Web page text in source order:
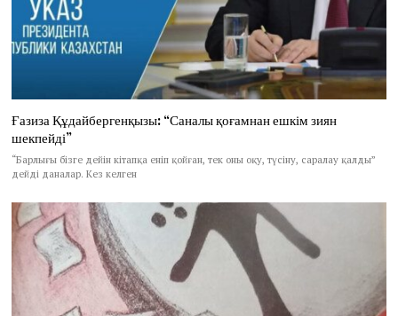
Ғазиза Құдайбергенқызы: “Саналы қоғамнан ешкім зиян
шекпейді”
“Барлығы бізге дейін кітапқа еніп қойған, тек оны оқу, түсіну, саралау қалды”
дейді даналар. Кез келген